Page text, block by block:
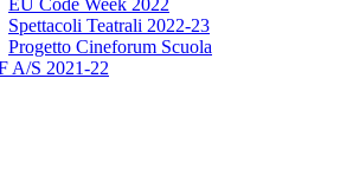
EU Code Week 2022
Spettacoli Teatrali 2022-23
Progetto Cineforum Scuola
A/S 2021-22